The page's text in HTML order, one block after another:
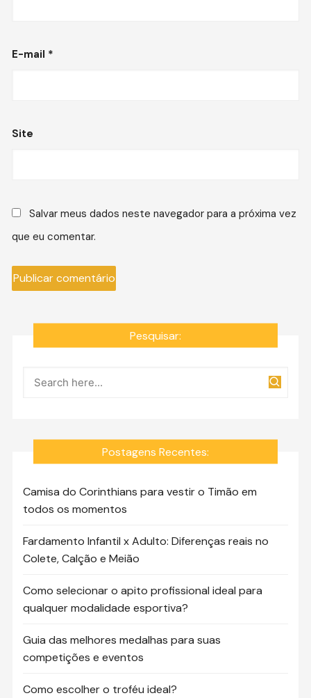
E-mail *
Site
Salvar meus dados neste navegador para a próxima vez
que eu comentar.
Pesquisar:
Postagens Recentes:
Camisa do Corinthians para vestir o Timão em
todos os momentos
Fardamento Infantil x Adulto: Diferenças reais no
Colete, Calção e Meião
Como selecionar o apito profissional ideal para
qualquer modalidade esportiva?
Guia das melhores medalhas para suas
competições e eventos
Como escolher o troféu ideal?